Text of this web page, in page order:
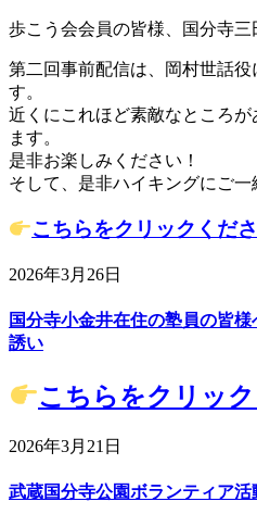
歩こう会会員の皆様、国分寺三
第二回事前配信は、岡村世話役
す。
近くにこれほど素敵なところ
ます。
是非お楽しみください！
そして、是非ハイキングにご一
こちらをクリックくだ
2026年3月26日
国分寺小金井在住の塾員の皆
誘い
こちらをクリッ
2026年3月21日
武蔵国分寺公園ボランティア活